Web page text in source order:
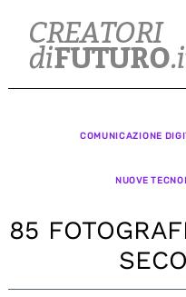
content
COMUNICAZIONE
NUOVE
85